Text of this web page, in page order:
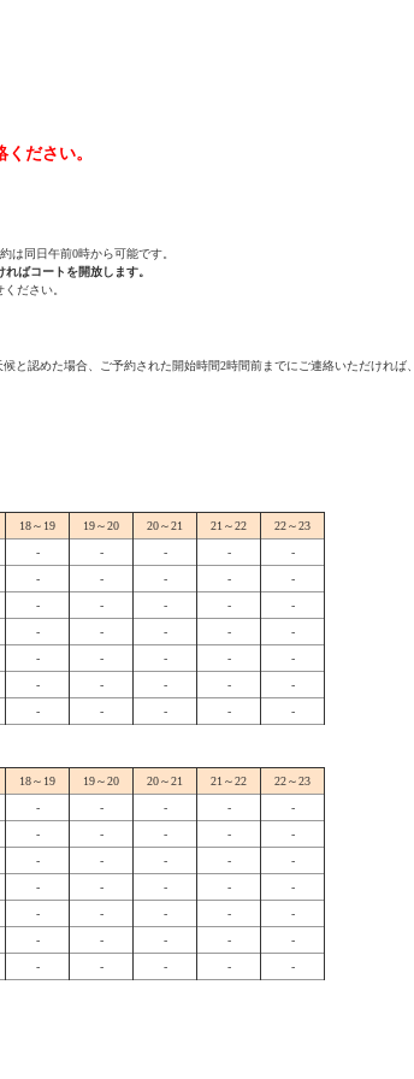
ださい。
同日午前0時から可能です。
ばコートを開放します。
ださい。
認めた場合、ご予約された開始時間2時間前までにご連絡いただければ、
18～19 19～20 20～21 21～22
22～23
- - - -
-
- - - -
-
- - - -
-
- - - -
-
- - - -
-
- - - -
-
- - - - -
18～19 19～20 20～21 21～22
22～23
- - - -
-
- - - -
-
- - - -
-
- - - -
-
- - - -
-
- - - -
-
- - - - -